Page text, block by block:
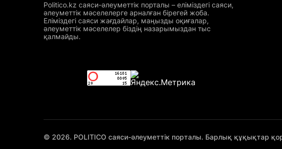
Politico.kz саяси-әлеуметтік порталы – еліміздегі саяси,
әлеуметтік мәселелерге арналған бірегей жоба.
Еліміздегі саяси жағдайлар, маңызды оқиғалар,
әлеуметтік мәселелер біздің назарымыздан тыс
қалмайды.
© 2026. POLITICO саяси-әлеуметтік порталы. Барлық құқықтар